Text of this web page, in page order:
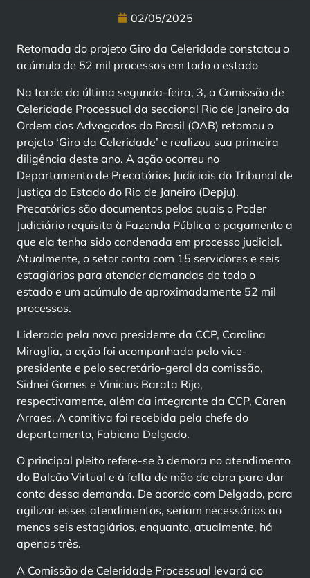
02/05/2025
Retomada do projeto Giro da Celeridade constatou o
acúmulo de 52 mil processos em todo o estado
Na tarde da última segunda-feira, 3, a Comissão de
Celeridade Processual da seccional Rio de Janeiro da
Ordem dos Advogados do Brasil (OAB) retomou o
projeto ‘Giro da Celeridade’ e realizou sua primeira
diligência deste ano. A ação ocorreu no
Departamento de Precatórios Judiciais do Tribunal de
Justiça do Estado do Rio de Janeiro (Depju).
Precatórios são documentos pelos quais o Poder
Judiciário requisita à Fazenda Pública o pagamento a
que ela tenha sido condenada em processo judicial.
Atualmente, o setor conta com 15 servidores e seis
estagiários para atender demandas de todo o
estado e um acúmulo de aproximadamente 52 mil
processos.
Liderada pela nova presidente da CCP, Carolina
Miraglia, a ação foi acompanhada pelo vice-
presidente e pelo secretário-geral da comissão,
Sidnei Gomes e Vinicius Barata Rijo,
respectivamente, além da integrante da CCP, Caren
Arraes. A comitiva foi recebida pela chefe do
departamento, Fabiana Delgado.
O principal pleito refere-se à demora no atendimento
do Balcão Virtual e à falta de mão de obra para dar
conta dessa demanda. De acordo com Delgado, para
agilizar esses atendimentos, seriam necessários ao
menos seis estagiários, enquanto, atualmente, há
apenas três.
A Comissão de Celeridade Processual levará ao